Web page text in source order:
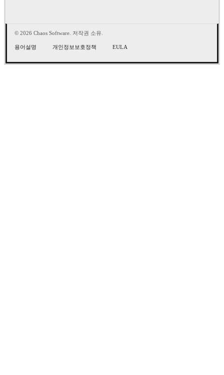
© 2026 Chaos Software. 저작권 소유.
용어설명 개인정보보호정책 EULA